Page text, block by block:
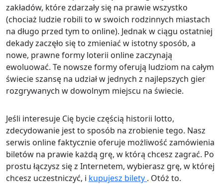
zakładów, które zdarzały się na prawie wszystko
(chociaż ludzie robili to w swoich rodzinnych miastach
na długo przed tym to online). Jednak w ciągu ostatniej
dekady zaczęło się to zmieniać w istotny sposób, a
nowe, prawne formy loterii online zaczynają
ewoluować. Te nowsze formy oferują ludziom na całym
świecie szansę na udział w jednych z najlepszych gier
rozgrywanych w dowolnym miejscu na świecie.
Jeśli interesuje Cię bycie częścią historii lotto,
zdecydowanie jest to sposób na zrobienie tego. Nasz
serwis online faktycznie oferuje możliwość zamówienia
biletów na prawie każdą grę, w którą chcesz zagrać. Po
prostu łączysz się z Internetem, wybierasz grę, w której
chcesz uczestniczyć, i kupujesz bilety . Otóż ​​to.